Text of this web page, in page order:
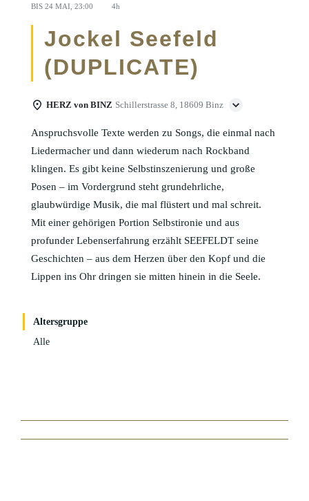
BIS 24 MAI, 23:00 4h
Jockel Seefeld
(DUPLICATE)
HERZ von BINZ Schillerstrasse 8, 18609 Binz
Anspruchsvolle Texte werden zu Songs, die einmal nach
Liedermacher und dann wiederum nach Rockband
klingen. Es gibt keine Selbstinszenierung und große
Posen – im Vordergrund steht grundehrliche,
glaubwürdige Musik, die mal flüstert und mal schreit.
Mit einer gehörigen Portion Selbstironie und aus
profunder Lebenserfahrung erzählt SEEFELDT seine
Geschichten – aus dem Herzen über den Kopf und die
Lippen ins Ohr dringen sie mitten hinein in die Seele.
Altersgruppe
Alle